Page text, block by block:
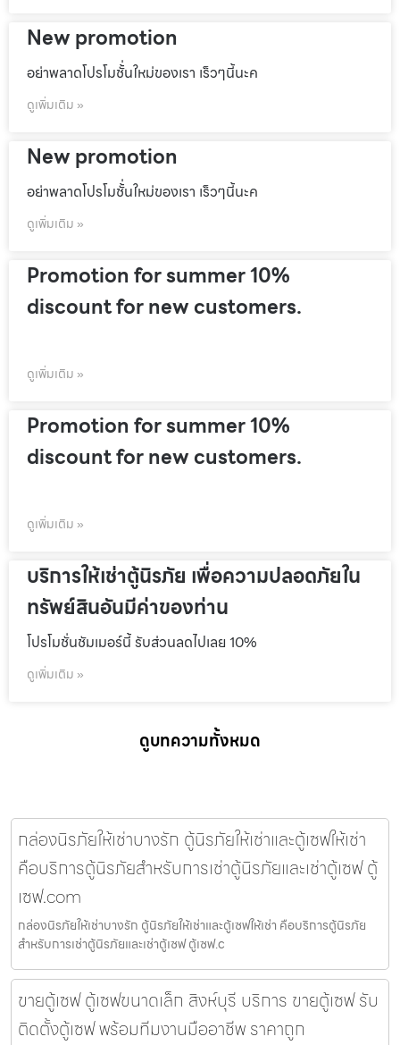
New promotion
อย่าพลาดโปรโมชั้่นใหม่ของเรา เร็วๆนี้นะค
ดูเพิ่มเติม »
New promotion
อย่าพลาดโปรโมชั้่นใหม่ของเรา เร็วๆนี้นะค
ดูเพิ่มเติม »
Promotion for summer 10%
discount for new customers.
ดูเพิ่มเติม »
Promotion for summer 10%
discount for new customers.
ดูเพิ่มเติม »
บริการให้เช่าตู้นิรภัย เพื่อความปลอดภัยใน
ทรัพย์สินอันมีค่าของท่าน
โปรโมชั่นชัมเมอร์นี้ รับส่วนลดไปเลย 10%
ดูเพิ่มเติม »
ดูบทความทั้งหมด
กล่องนิรภัยให้เช่าบางรัก ตู้นิรภัยให้เช่าและตู้เซฟให้เช่า
คือบริการตู้นิรภัยสำหรับการเช่าตู้นิรภัยและเช่าตู้เซฟ ตู้
เซฟ.com
กล่องนิรภัยให้เช่าบางรัก ตู้นิรภัยให้เช่าและตู้เซฟให้เช่า คือบริการตู้นิรภัย
สำหรับการเช่าตู้นิรภัยและเช่าตู้เซฟ ตู้เซฟ.c
ขายตู้เซฟ ตู้เซฟขนาดเล็ก สิงห์บุรี บริการ ขายตู้เซฟ รับ
ติดตั้งตู้เซฟ พร้อมทีมงานมืออาชีพ ราคาถูก